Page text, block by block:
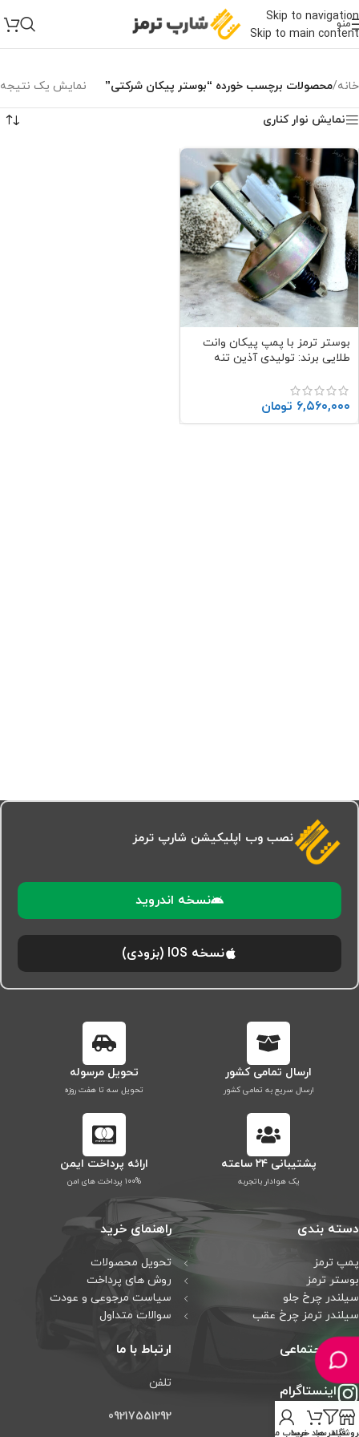
Skip to navigation
Skip to main content
منو
خانه/محصولات برچسب خورده “بوستر پیکان شرکتی” نمایش یک نتیجه
نمایش نوار کناری
بوستر ترمز با پمپ پیکان وانت
طلایی برند: تولیدی آذین تنه
۶,۵۶۰,۰۰۰ تومان
نصب وب اپلیکیشن شارپ ترمز
نسخه اندروید
نسخه IOS (بزودی)
ارسال تمامی کشور
ارسال سریع به تمامی کشور
تحویل مرسوله
تحویل سه تا هفت روزه
پشتیبانی ۲۴ ساعته
یک هوادار باتجربه
ارائه پرداخت ایمن
۱۰۰% پرداخت های امن
دسته بندی
پمپ ترمز
بوستر ترمز
سیلندر چرخ جلو
سیلندر ترمز چرخ عقب
راهنمای خرید
تحویل محصولات
روش های پرداخت
سیاست مرجوعی و عودت
سوالات متداول
شبکه اجتماعی
اینستاگرام
تلگرام
ارتباط با ما
تلفن
09217551292
فیلتر هاسبد خریدحساب من